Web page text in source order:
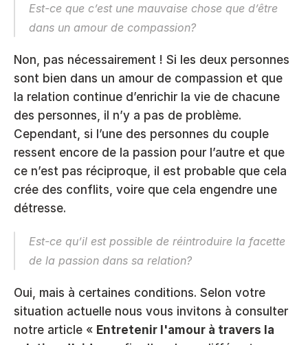
Est-ce que c’est une mauvaise chose que d’être
dans un amour de compassion?
Non, pas nécessairement ! Si les deux personnes
sont bien dans un amour de compassion et que
la relation continue d’enrichir la vie de chacune
des personnes, il n’y a pas de problème.
Cependant, si l’une des personnes du couple
ressent encore de la passion pour l’autre et que
ce n’est pas réciproque, il est probable que cela
crée des conflits, voire que cela engendre une
détresse.
Est-ce qu’il est possible de réintroduire la facette
de la passion dans sa relation?
Oui, mais à certaines conditions. Selon votre
situation actuelle nous vous invitons à consulter
notre article « Entretenir l'amour à travers la